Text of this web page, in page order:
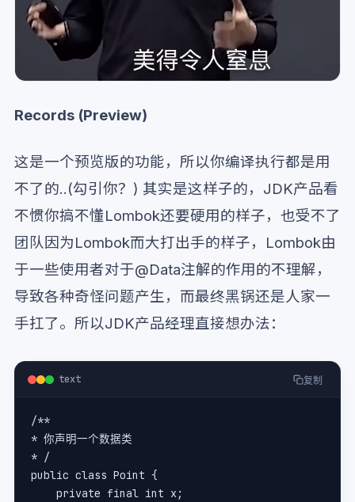
Records (Preview)
这是一个预览版的功能，所以你编译执行都是用
不了的..(勾引你？) 其实是这样子的，JDK产品看
不惯你搞不懂Lombok还要硬用的样子，也受不了
团队因为Lombok而大打出手的样子，Lombok由
于一些使用者对于@Data注解的作用的不理解，
导致各种奇怪问题产生，而最终黑锅还是人家一
手扛了。所以JDK产品经理直接想办法：
text 复制
/**
* 你声明一个数据类
* /
public class Point {
    private final int x;